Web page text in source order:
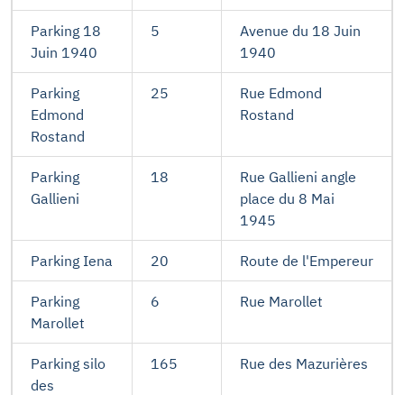
Parking 18
Juin 1940
5
Avenue du 18 Juin
1940
Parking
Edmond
Rostand
25
Rue Edmond
Rostand
Parking
Gallieni
18
Rue Gallieni angle
place du 8 Mai
1945
Parking Iena 20 Route de l'Empereur
Parking
Marollet
6 Rue Marollet
Parking silo
des
165 Rue des Mazurières